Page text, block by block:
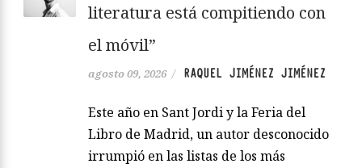
literatura está compitiendo con
el móvil”
agosto 09, 2026 / RAQUEL JIMÉNEZ JIMÉNEZ
Este año en Sant Jordi y la Feria del
Libro de Madrid, un autor desconocido
irrumpió en las listas de los más